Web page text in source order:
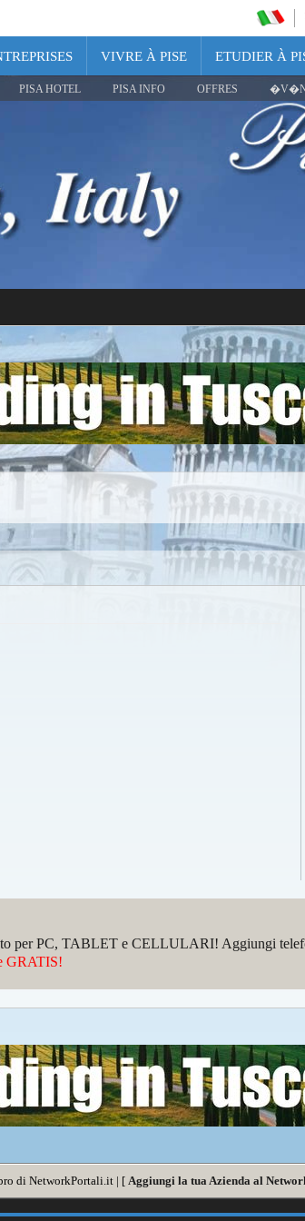
VIVRE À PISE ETUDIER À
PISA HOTEL PISA INFO OFFRES
per PC, TABLET e CELLULARI! Aggiungi
GRATIS!
di NetworkPortali.it | [Aggiungi la tua Azienda al